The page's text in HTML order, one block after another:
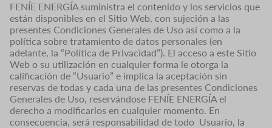
FENÍE ENERGÍA suministra el contenido y los servicios que
están disponibles en el Sitio Web, con sujeción a las
presentes Condiciones Generales de Uso así como a la
política sobre tratamiento de datos personales (en
adelante, la “Política de Privacidad”). El acceso a este Sitio
Web o su utilización en cualquier forma le otorga la
calificación de “Usuario” e implica la aceptación sin
reservas de todas y cada una de las presentes Condiciones
Generales de Uso, reservándose FENÍE ENERGÍA el
derecho a modificarlos en cualquier momento. En
consecuencia, será responsabilidad de todo Usuario, la